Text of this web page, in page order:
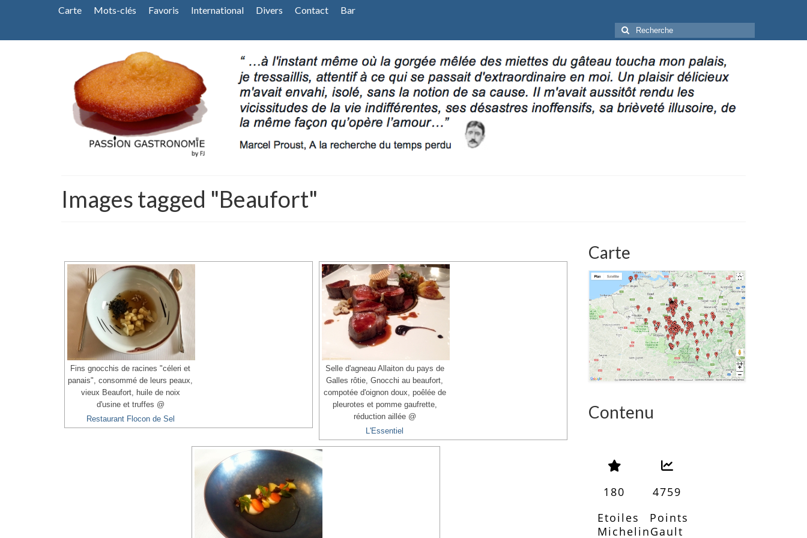
Carte Mots-clés Favoris International Divers Contact Bar
Rechercher
:
Images tagged "Beaufort"
Fins gnocchis de racines "céleri et
panais", consommé de leurs peaux,
vieux Beaufort, huile de noix
d'usine et truffes @
Restaurant Flocon de Sel
Selle d'agneau Allaiton du pays de
Galles rôtie, Gnocchi au beaufort,
compotée d'oignon doux, poêlée de
pleurotes et pomme gaufrette,
réduction aillée @
L'Essentiel
Carte
Contenu
180
Etoiles
Michelin
4759
Points
Gault